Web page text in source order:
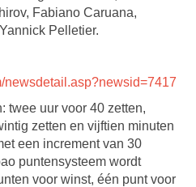
Fabiano Caruana,
Pelletier.
newsdetail.asp?newsid=7417
twee uur voor 40 zetten,
zetten en vijftien minuten
een increment van 30
puntensysteem wordt
voor winst, één punt voor